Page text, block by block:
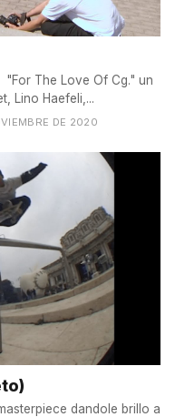
The Love Of Cg." un
Lino Haefeli,...
DE 2020
dandole brillo a